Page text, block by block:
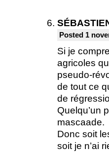
Posted 1
Si je
agricoles
pseudo-
de tout ce
de
Quelqu’un
mascaade.
Donc soit
soit je n’ai